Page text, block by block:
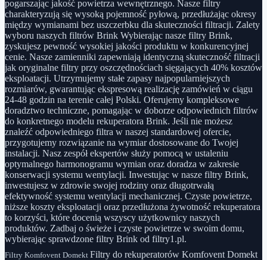
pogarszając jakość powietrza wewnętrznego. Nasze filtry
charakteryzują się wysoką pojemność pyłową, przedłużając okresy
między wymianami bez uszczerbku dla skuteczności filtracji. Zalety
wyboru naszych filtrów Brink Wybierając nasze filtry Brink,
zyskujesz pewność wysokiej jakości produktu w konkurencyjnej
cenie. Nasze zamienniki zapewniają identyczną skuteczność filtracji
jak oryginalne filtry przy oszczędnościach sięgających 40% kosztów
eksploatacji. Utrzymujemy stałe zapasy najpopularniejszych
rozmiarów, gwarantując ekspresową realizację zamówień w ciągu
24-48 godzin na terenie całej Polski. Oferujemy kompleksowe
doradztwo techniczne, pomagając w doborze odpowiednich filtrów
do konkretnego modelu rekuperatora Brink. Jeśli nie możesz
znaleźć odpowiedniego filtra w naszej standardowej ofercie,
przygotujemy rozwiązanie na wymiar dostosowane do Twojej
instalacji. Nasz zespół ekspertów służy pomocą w ustaleniu
optymalnego harmonogramu wymian oraz doradza w zakresie
konserwacji systemu wentylacji. Inwestując w nasze filtry Brink,
inwestujesz w zdrowie swojej rodziny oraz długotrwałą
efektywność systemu wentylacji mechanicznej. Czyste powietrze,
niższe koszty eksploatacji oraz przedłużona żywotność rekuperatora
to korzyści, które docenią wszyscy użytkownicy naszych
produktów. Zadbaj o świeże i czyste powietrze w swoim domu,
wybierając sprawdzone filtry Brink od filtry1.pl.
Filtry Komfovent Domekt Filtry do rekuperatorów Komfovent Domekt